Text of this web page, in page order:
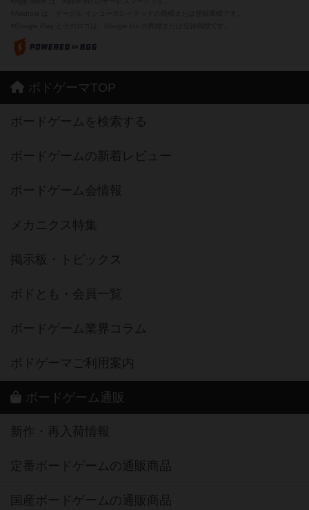
ボドゲーマTOP
ボードゲームを検索する
ボードゲームの新着レビュー
ボードゲーム会情報
メカニクス特集
掲示板・トピックス
ボドとも・会員一覧
ボードゲーム業界コラム
ボドゲーマご利用案内
ボードゲーム通販
新作・再入荷情報
定番ボードゲームの通販商品
国産ボードゲームの通販商品